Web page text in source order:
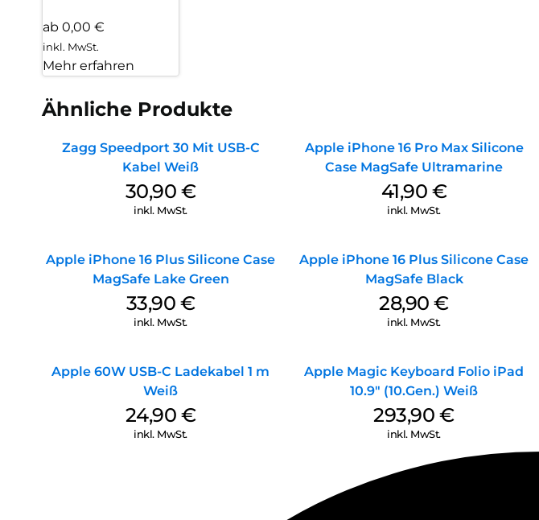
ab 0,00 €
inkl. MwSt.
Mehr erfahren
Ähnliche Produkte
Zagg Speedport 30 Mit USB-C
Kabel Weiß
30,90 €
inkl. MwSt.
Apple iPhone 16 Pro Max Silicone
Case MagSafe Ultramarine
41,90 €
inkl. MwSt.
Apple iPhone 16 Plus Silicone Case
MagSafe Lake Green
33,90 €
inkl. MwSt.
Apple iPhone 16 Plus Silicone Case
MagSafe Black
28,90€
inkl. MwSt.
Apple 60W USB-C Ladekabel 1 m
Weiß
24,90 €
inkl. MwSt.
Apple Magic Keyboard Folio iPad
10.9″ (10.Gen.) Weiß
293,90€
inkl. MwSt.